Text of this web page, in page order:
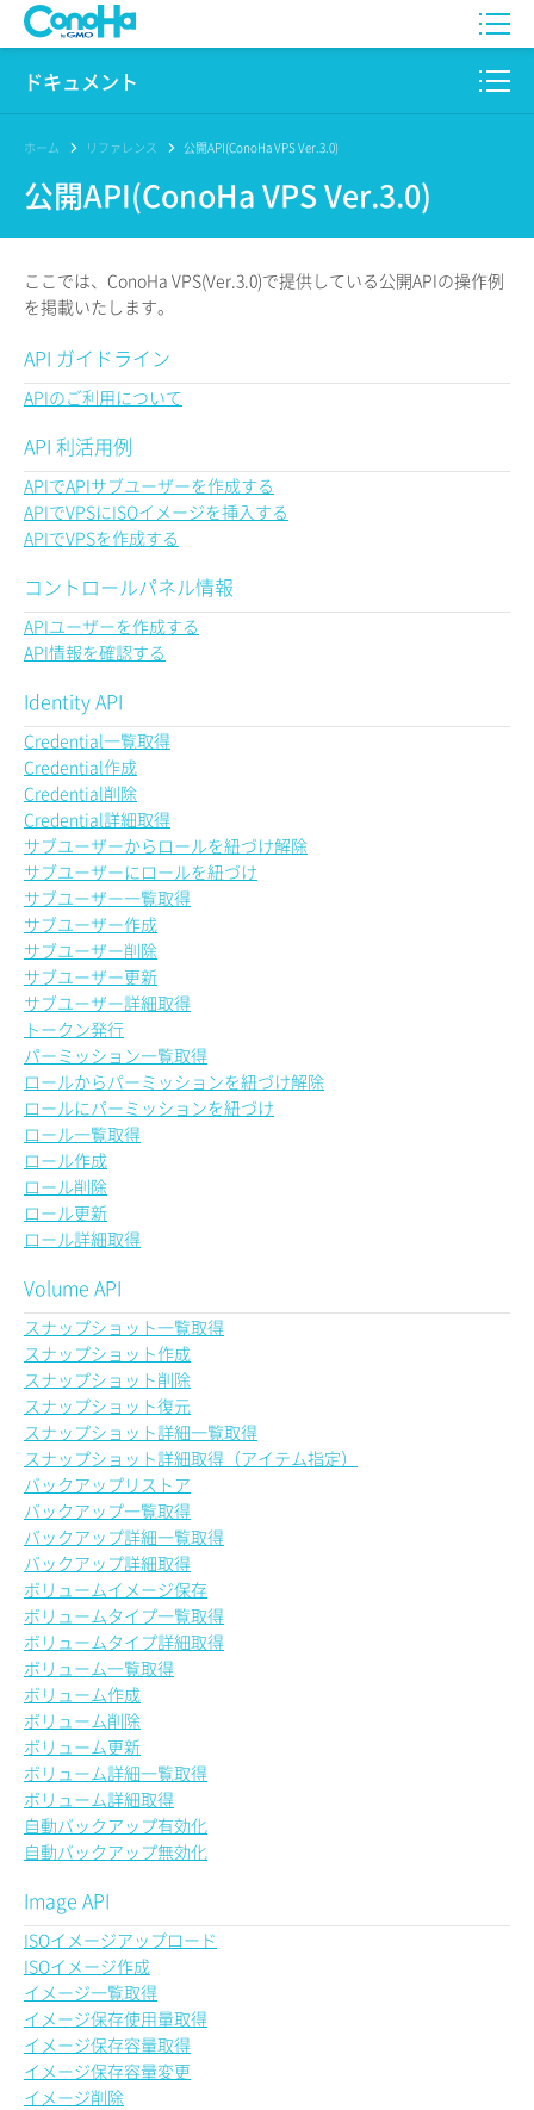
WING
for GAME
Pencil
サービス一覧
ログイン
ドキュメント
このサイトについて
プロダクト
リリースノート
ホーム リファレンス 公開API(ConoHa VPS Ver.3.0)
公開API(ConoHa VPS Ver.3.0)
ここでは、ConoHa VPS(Ver.3.0)で提供している公開APIの操作例
を掲載いたします。
API ガイドライン
APIのご利用について
API 利活用例
APIでAPIサブユーザーを作成する
APIでVPSにISOイメージを挿入する
APIでVPSを作成する
コントロールパネル情報
APIユーザーを作成する
API情報を確認する
Identity API
Credential一覧取得
Credential作成
Credential削除
Credential詳細取得
サブユーザーからロールを紐づけ解除
サブユーザーにロールを紐づけ
サブユーザー一覧取得
サブユーザー作成
サブユーザー削除
サブユーザー更新
サブユーザー詳細取得
トークン発行
パーミッション一覧取得
ロールからパーミッションを紐づけ解除
ロールにパーミッションを紐づけ
ロール一覧取得
ロール作成
ロール削除
ロール更新
ロール詳細取得
Volume API
スナップショット一覧取得
スナップショット作成
スナップショット削除
スナップショット復元
スナップショット詳細一覧取得
スナップショット詳細取得（アイテム指定）
バックアップリストア
バックアップ一覧取得
バックアップ詳細一覧取得
バックアップ詳細取得
ボリュームイメージ保存
ボリュームタイプ一覧取得
ボリュームタイプ詳細取得
ボリューム一覧取得
ボリューム作成
ボリューム削除
ボリューム更新
ボリューム詳細一覧取得
ボリューム詳細取得
自動バックアップ有効化
自動バックアップ無効化
Image API
ISOイメージアップロード
ISOイメージ作成
イメージ一覧取得
イメージ保存使用量取得
イメージ保存容量取得
イメージ保存容量変更
イメージ削除